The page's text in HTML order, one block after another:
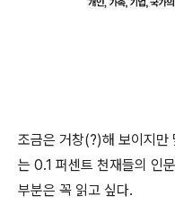
조금은 거창(?)해 보이지만
는 0.1 퍼센트 천재들의 인
부분은 꼭 읽고 싶다.